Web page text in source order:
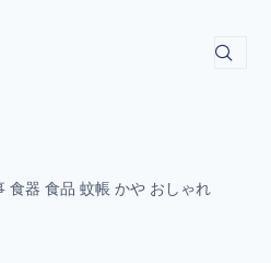
食器 食品 蚊帳 かや おしゃれ